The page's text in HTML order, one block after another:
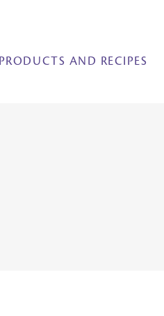
PRODUCTS AND RECIPES